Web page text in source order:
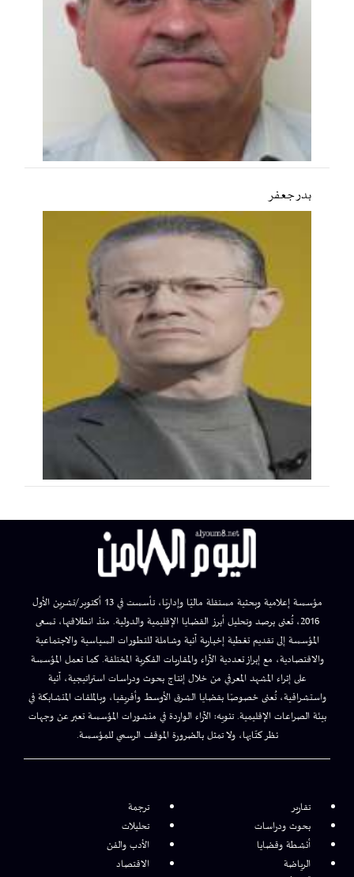
بدر جعفر
مؤسسة إعلامية وبحثية مستقلة ماليًا وإداريًا، تأسست في 13 أكتوبر/تشرين الأول
2016، تُعنى برصد وتحليل أبرز القضايا الإقليمية والدولية. منذ انطلاقتها، تسعى
المؤسسة إلى تقديم تغطية إخبارية آنية وشاملة للتطورات السياسية والاجتماعية
والاقتصادية، مع إبراز تعددية الآراء والمقاربات الفكرية المختلفة. كما تعمل المؤسسة
على إثراء المشهد المعرفي من خلال إنتاج بحوث ودراسات استراتيجية، آنية
واستشرافية، تُعنى خصوصًا بقضايا الشرق الأوسط وأفريقيا، وبالملفات المتشابكة في
بيئة الصراعات الإقليمية. تنويه: الآراء الواردة في منشورات المؤسسة تعبر عن وجهات
نظر كتّابها، ولا تمثل بالضرورة الموقف الرسمي للمؤسسة.
تقارير
ترجمة
بحوث ودراسات
تحليلات
أنشطة وقضايا
الأدب والفن
الرياضة
الاقتصاد